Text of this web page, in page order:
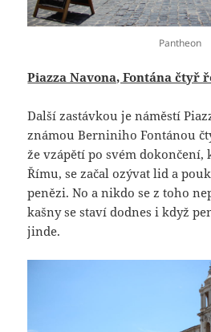
Pantheon
Piazza Navona, Fontána čtyř
Další zastávkou je náměstí
známou Berniniho Fontánou
že vzápětí po svém dokončení,
Římu, se začal ozývat lid a
penězi. No a nikdo se z toho
kašny se staví dodnes i když
jinde.